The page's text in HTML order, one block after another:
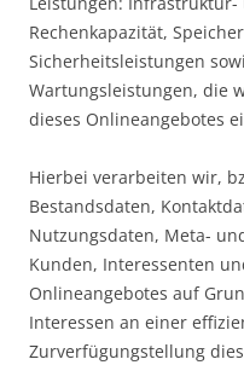
Rechenkapazität,
Sicherheitsleistungen
Wartungsleistungen, die
dieses Onlineangebotes
Hierbei verarbeiten wir,
Bestandsdaten,
Nutzungsdaten, Meta-
Kunden, Interessenten
Onlineangebotes auf
Interessen an einer
Zurverfügungstellung